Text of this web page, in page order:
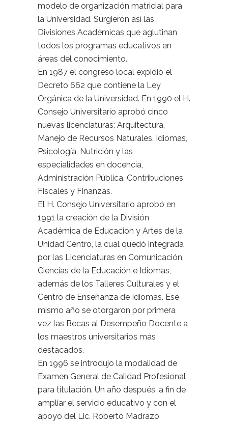
modelo de organización matricial para
la Universidad. Surgieron así las
Divisiones Académicas que aglutinan
todos los programas educativos en
áreas del conocimiento.
En 1987 el congreso local expidió el
Decreto 662 que contiene la Ley
Orgánica de la Universidad. En 1990 el H.
Consejo Universitario aprobó cinco
nuevas licenciaturas: Arquitectura,
Manejo de Recursos Naturales, Idiomas,
Psicología, Nutrición y las
especialidades en docencia,
Administración Pública, Contribuciones
Fiscales y Finanzas.
El H. Consejo Universitario aprobó en
1991 la creación de la División
Académica de Educación y Artes de la
Unidad Centro, la cual quedó integrada
por las Licenciaturas en Comunicación,
Ciencias de la Educación e Idiomas,
además de los Talleres Culturales y el
Centro de Enseñanza de Idiomas. Ese
mismo año se otorgaron por primera
vez las Becas al Desempeño Docente a
los maestros universitarios más
destacados.
En 1996 se introdujo la modalidad de
Examen General de Calidad Profesional
para titulación. Un año después, a fin de
ampliar el servicio educativo y con el
apoyo del Lic. Roberto Madrazo